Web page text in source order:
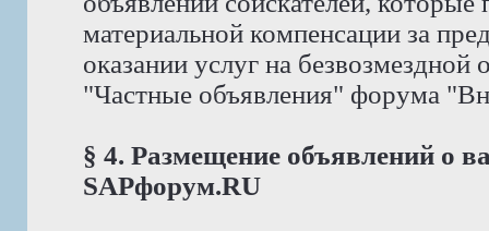
материальной компенсации за
оказании услуг на
"Частные объявления" форума
§ 4. Размещение объявлений о
SAPфорум.RU